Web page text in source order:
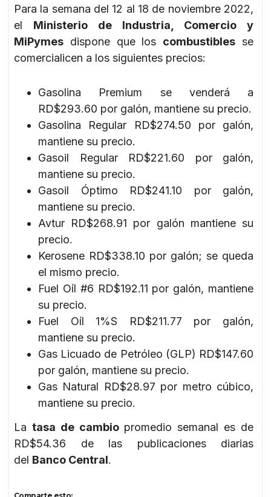
Para la semana del 12 al 18 de noviembre 2022,
el Ministerio de Industria, Comercio y
MiPymes dispone que los combustibles se
comercialicen a los siguientes precios:
Gasolina Premium se venderá a
RD$293.60 por galón, mantiene su precio.
Gasolina Regular RD$274.50 por galón,
mantiene su precio.
Gasoil Regular RD$221.60 por galón,
mantiene su precio.
Gasoil Óptimo RD$241.10 por galón,
mantiene su precio.
Avtur RD$268.91 por galón mantiene su
precio.
Kerosene RD$338.10 por galón; se queda
el mismo precio.
Fuel Oíl #6 RD$192.11 por galón, mantiene
su precio.
Fuel Oíl 1%S RD$211.77 por galón,
mantiene su precio.
Gas Licuado de Petróleo (GLP) RD$147.60
por galón, mantiene su precio.
Gas Natural RD$28.97 por metro cúbico,
mantiene su precio.
La tasa de cambiopromedio semanal es de
RD$54.36 de las publicaciones diarias
del Banco Central.